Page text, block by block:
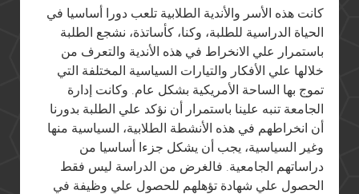
كانت هذه الأسر والأندية الطلابية تلعب دورا أساسيا في
الحياة الدراسية للطلبة، وكنا، كأساتذة، نشجع الطلبة
باستمرار علي الانخراط في هذه الأندية والتعرف من
خلالها علي الأفكار والتيارات السياسية المختلفة التي
تموج بها الساحة الأمريكية بشكل عام. وكانت إدارة
الجامعة تنبه علينا باستمرار أن نؤكد علي الطلبة بدورنا
أن انخراطهم في هذه الأنشطة الطلابية، السياسية منها
وغير السياسية، يجب أن يشكل جزءا أساسيا من
دراساتهم الجامعية. فالغرض من الدراسة ليس فقط
الحصول علي شهادة تؤهلهم للحصول علي وظيفة في